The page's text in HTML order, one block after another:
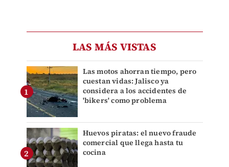
LAS MÁS VISTAS
Las motos ahorran tiempo, pero
cuestan vidas: Jalisco ya
considera a los accidentes de
'bikers' como problema
Huevos piratas: el nuevo fraude
comercial que llega hasta tu
cocina